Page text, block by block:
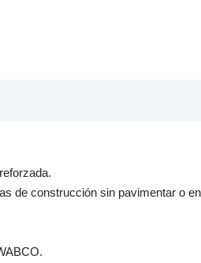
de construcción sin pavimentar o